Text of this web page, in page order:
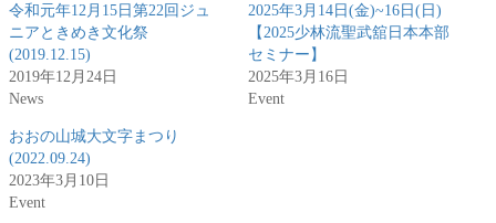
令和元年12月15日第22回ジュ
ニアときめき文化祭
(2019.12.15)
2019年12月24日
News
2025年3月14日(金)~16日(日)
【2025少林流聖武舘日本本部
セミナー】
2025年3月16日
Event
おおの山城大文字まつり
(2022.09.24)
2023年3月10日
Event